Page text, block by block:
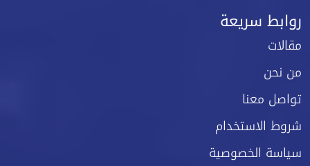
روابط سريعة
مقالات
من نحن
تواصل معنا
شروط الاستخدام
سياسة الخصوصية